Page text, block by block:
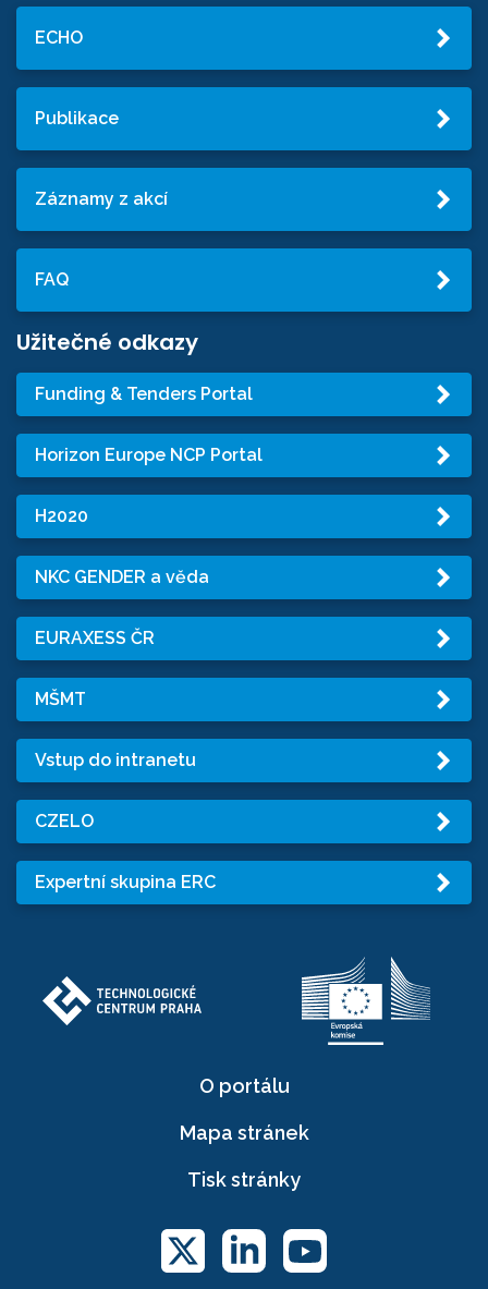
ECHO
Publikace
Záznamy z akcí
FAQ
Užitečné odkazy
Funding & Tenders Portal
Horizon Europe NCP Portal
H2020
NKC GENDER a věda
EURAXESS ČR
MŠMT
Vstup do intranetu
CZELO
Expertní skupina ERC
O portálu
Mapa stránek
Tisk stránky